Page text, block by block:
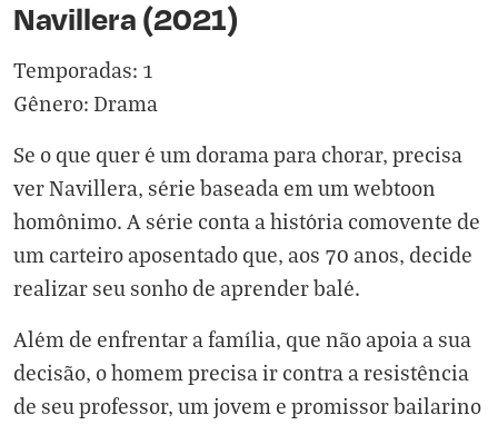
Navillera (2021)
Temporadas: 1
Gênero: Drama
Se o que quer é um dorama para chorar, precisa
ver Navillera, série baseada em um webtoon
homônimo. A série conta a história comovente de
um carteiro aposentado que, aos 70 anos, decide
realizar seu sonho de aprender balé.
Além de enfrentar a família, que não apoia a sua
decisão, o homem precisa ir contra a resistência
de seu professor, um jovem e promissor bailarino